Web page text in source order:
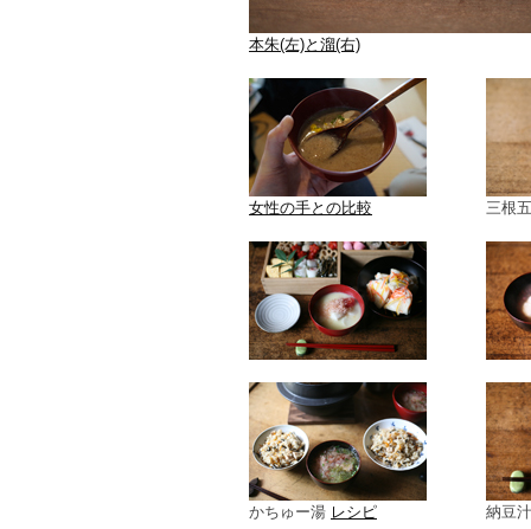
本朱(左)と溜(右)
女性の手との比較 三根
かちゅー湯 レシピ 納豆